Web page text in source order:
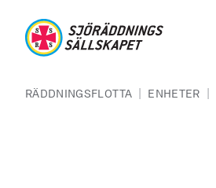
RÄDDNINGSFLOTTA | ENHETER |